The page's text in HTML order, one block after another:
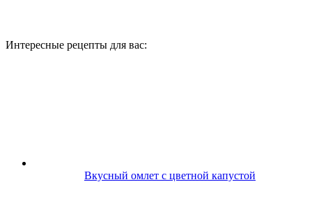
Интересные рецепты для вас:
Вкусный омлет с цветной капустой